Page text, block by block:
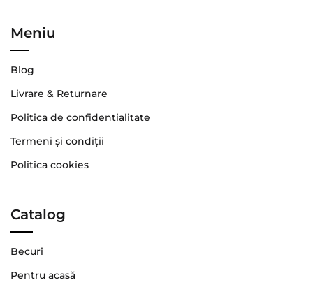
Meniu
Blog
Livrare & Returnare
Politica de confidentialitate
Termeni şi condiţii
Politica cookies
Catalog
Becuri
Pentru acasă